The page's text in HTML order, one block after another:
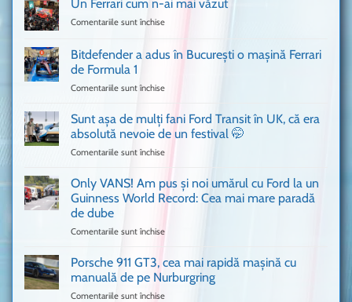
Un Ferrari cum n-ai mai văzut
Comentariile sunt închise
Ferrari
cum
văzut
Bitdefender a adus în București o mașină Ferrari
de Formula 1
Comentariile sunt închise
a
în
mașină
Ferrari
Sunt așa de mulți fani Ford Transit în UK, că era
absolută nevoie de un festival 🤭
Comentariile sunt închise
așa
mulți
în
UK,
Only VANS! Am pus și noi umărul cu Ford la un
Guinness World Record: Cea mai mare paradă
de dube
Comentariile sunt închise
VANS!
Am
pus
Porsche 911 GT3, cea mai rapidă mașină cu
manuală de pe Nurburgring
Comentariile sunt închise